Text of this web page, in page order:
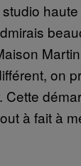
haute
on
Cette
à fait à